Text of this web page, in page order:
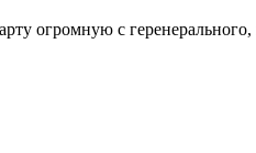
огромную с